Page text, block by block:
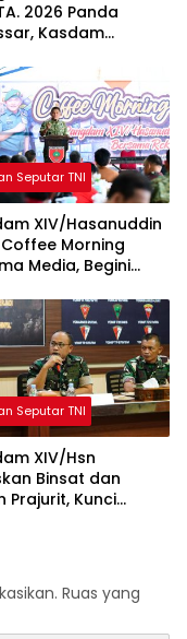
2026 Panda
Kasdam
dan Objektif
Seputar TNI
XIV/Hasanuddin
Morning
Media, Begini
Seputar TNI
XIV/Hsn
Binsat dan
Prajurit, Kunci
Ruas yang